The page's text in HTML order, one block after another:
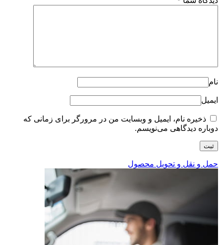
نام
ایمیل
ذخیره نام، ایمیل و وبسایت من در مرورگر برای زمانی که
دوباره دیدگاهی می‌نویسم.
حمل و نقل و تحویل محصول